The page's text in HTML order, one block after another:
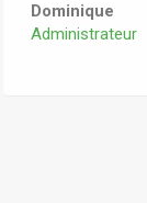
Dominique
Administrateur